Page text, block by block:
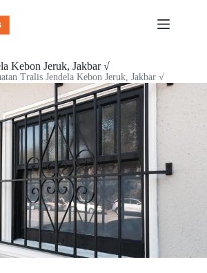
Kebon Jeruk, Jakbar √
Tralis Jendela Kebon Jeruk, Jakbar √